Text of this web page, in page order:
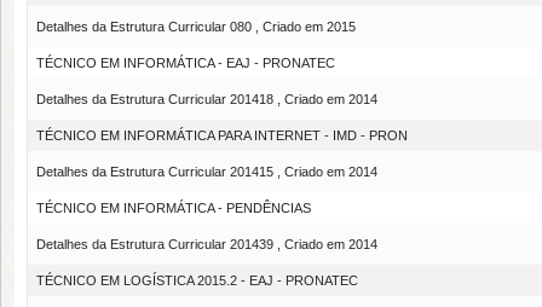
Detalhes da Estrutura Curricular 080 , Criado em 2015
TÉCNICO EM INFORMÁTICA - EAJ - PRONATEC
Detalhes da Estrutura Curricular 201418 , Criado em 2014
TÉCNICO EM INFORMÁTICA PARA INTERNET - IMD - PRON
Detalhes da Estrutura Curricular 201415 , Criado em 2014
TÉCNICO EM INFORMÁTICA - PENDÊNCIAS
Detalhes da Estrutura Curricular 201439 , Criado em 2014
TÉCNICO EM LOGÍSTICA 2015.2 - EAJ - PRONATEC